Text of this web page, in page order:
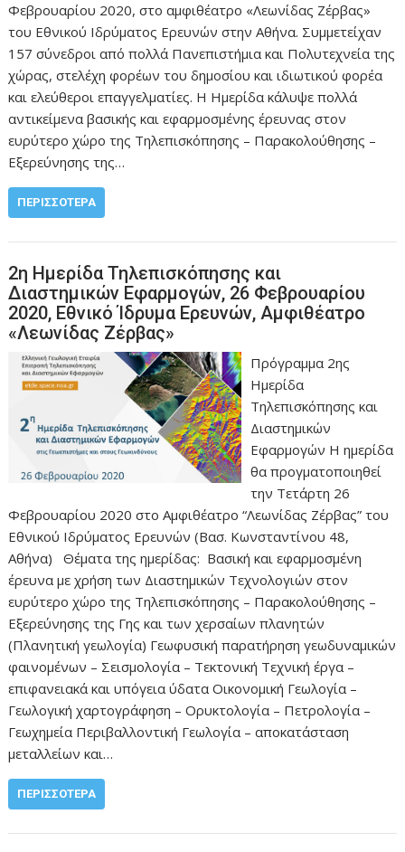
Φεβρουαρίου 2020, στο αμφιθέατρο «Λεωνίδας Ζέρβας»
του Εθνικού Ιδρύματος Ερευνών στην Αθήνα. Συμμετείχαν
157 σύνεδροι από πολλά Πανεπιστήμια και Πολυτεχνεία της
χώρας, στελέχη φορέων του δημοσίου και ιδιωτικού φορέα
και ελεύθεροι επαγγελματίες. Η Ημερίδα κάλυψε πολλά
αντικείμενα βασικής και εφαρμοσμένης έρευνας στον
ευρύτερο χώρο της Τηλεπισκόπησης – Παρακολούθησης –
Εξερεύνησης της…
ΠΕΡΙΣΣΌΤΕΡΑ
2η Ημερίδα Τηλεπισκόπησης και
Διαστημικών Eφαρμογών, 26 Φεβρουαρίου
2020, Εθνικό Ίδρυμα Ερευνών, Αμφιθέατρο
«Λεωνίδας Ζέρβας»
Πρόγραμμα 2ης
Ημερίδα
Τηλεπισκόπησης και
Διαστημικών
Εφαρμογών Η ημερίδα
θα προγματοποιηθεί
την Τετάρτη 26
Φεβρουαρίου 2020 στο Αμφιθέατρο “Λεωνίδας Ζέρβας” του
Εθνικού Ιδρύματος Ερευνών (Βασ. Κωνσταντίνου 48,
Αθήνα) Θέματα της ημερίδας: Βασική και εφαρμοσμένη
έρευνα με χρήση των Διαστημικών Τεχνολογιών στον
ευρύτερο χώρο της Τηλεπισκόπησης – Παρακολούθησης –
Εξερεύνησης της Γης και των χερσαίων πλανητών
(Πλανητική γεωλογία) Γεωφυσική παρατήρηση γεωδυναμικών
φαινομένων – Σεισμολογία – Τεκτονική Τεχνική έργα –
επιφανειακά και υπόγεια ύδατα Οικονομική Γεωλογία –
Γεωλογική χαρτογράφηση – Ορυκτολογία – Πετρολογία –
Γεωχημεία Περιβαλλοντική Γεωλογία – αποκατάσταση
μεταλλείων και…
ΠΕΡΙΣΣΌΤΕΡΑ